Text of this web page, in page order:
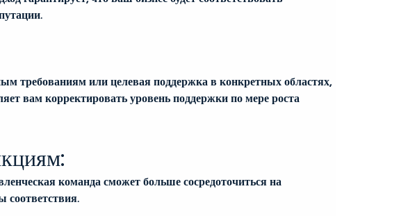
требованиям или целевая поддержка в конкретных областях,
вам корректировать уровень поддержки по мере роста
команда сможет больше сосредоточиться на
соответствия.